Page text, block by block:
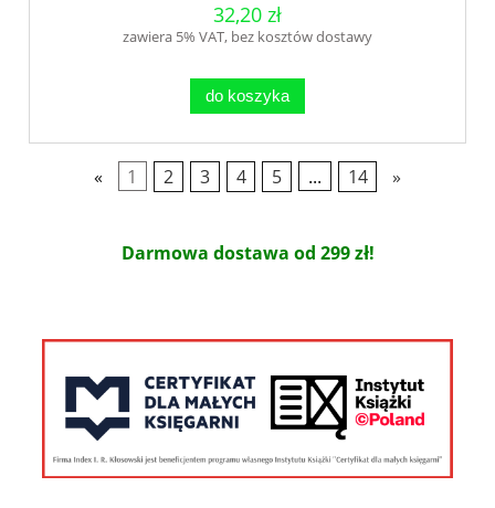
32,20 zł
zawiera 5% VAT, bez kosztów dostawy
do koszyka
« 1 2 3 4 5 ... 14 »
Darmowa dostawa od 299 zł!